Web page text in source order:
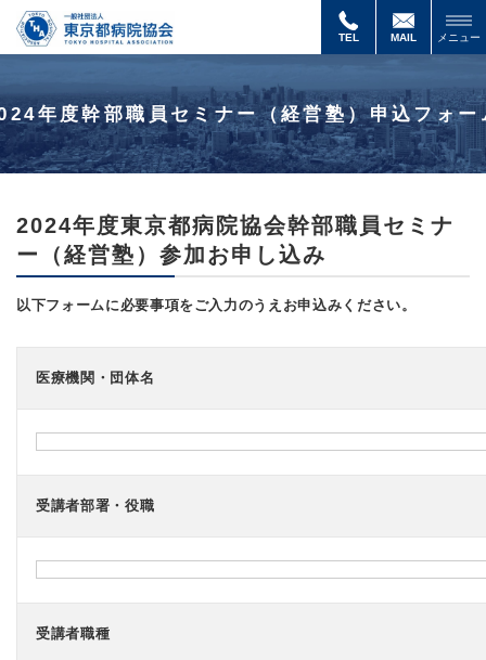
2024
年
度
部
職
員
セ
ミ
（経
営
込
ォ
TEL MAIL メニュー
年度幹部職員セミナー（経営塾）申込フォー
2024年度東京都病院協会幹部職員セミナ
ー（経営塾）参加お申し込み
以下フォームに必要事項をご入力のうえお申込みください。
医療機関・団体名
受講者部署・役職
受講者職種